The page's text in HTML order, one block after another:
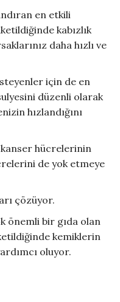
en etkili
kabızlık
daha hızlı ve
için de en
düzenli olarak
hızlandığını
kanser hücrelerinin
de yok etmeye
çözüyor.
önemli bir gıda olan
kemiklerin
oluyor.